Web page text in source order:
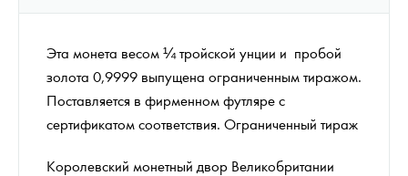
Эта монета весом ¼ тройской унции и пробой
золота 0,9999 выпущена ограниченным тиражом.
Поставляется в фирменном футляре с
сертификатом соответствия. Ограниченный тираж
Королевский монетный двор Великобритании